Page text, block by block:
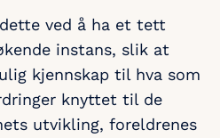
ved å ha et tett
instans, slik at
kjennskap til hva som
knyttet til de
utvikling, foreldrenes